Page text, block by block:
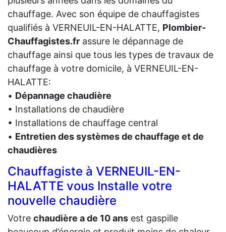
chauffage. Avec son équipe de chauffagistes
qualifiés à VERNEUIL-EN-HALATTE, Plombier-
Chauffagistes.fr assure le dépannage de
chauffage ainsi que tous les types de travaux de
chauffage à votre domicile, à VERNEUIL-EN-
HALATTE:
• Dépannage chaudière
• Installations de chaudière
• Installations de chauffage central
• Entretien des systèmes de chauffage et de
chaudières
Chauffagiste à VERNEUIL-EN-
HALATTE vous Installe votre
nouvelle chaudière
Votre chaudière a de 10 ans est gaspille